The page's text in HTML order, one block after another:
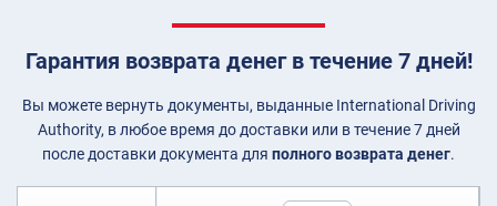
Гарантия возврата денег в течение 7 дней!
Вы можете вернуть документы, выданные International Driving
Authority, в любое время до доставки или в течение 7 дней
после доставки документа для полного возврата денег.